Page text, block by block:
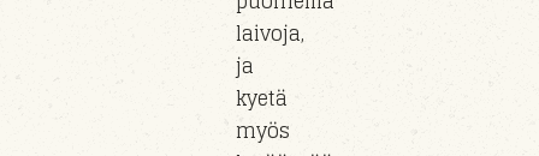
laivoja,
ja
kyetä
myös